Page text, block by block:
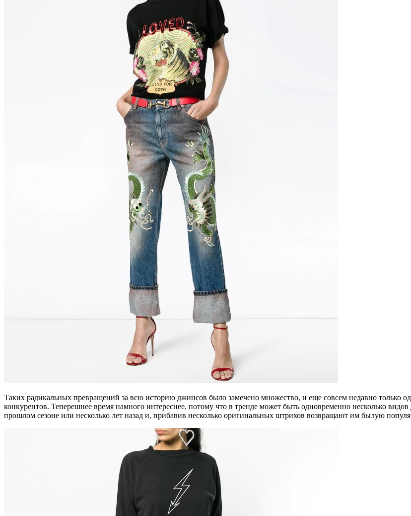
Таких радикальных превращений за всю историю джинсов было замечено множество, и еще совсем недавно только
конкурентов. Теперешнее время намного интереснее, потому что в тренде может быть одновременно несколько
прошлом сезоне или несколько лет назад и, прибавив несколько оригинальных штрихов возвращают им былую